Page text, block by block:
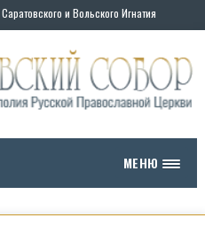
и Вольского Игнатия
МЕНЮ